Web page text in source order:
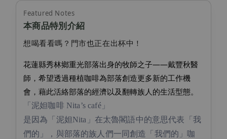
Featured Notes
本商品特別介紹
想喝看看嗎？門市也正在出杯中！
花蓮縣秀林鄉重光部落出身的牧師之子——戴豐秋醫
師，希望透過種植咖啡為部落創造更多新的工作機
會，藉此活絡部落的經濟以及翻轉族人的生活型態。
「泥妲咖啡 Nita’s café」
是因為「泥妲Nita」在太魯閣語中的意思代表「我
們的」，與部落的族人們一同創造「我們的」咖